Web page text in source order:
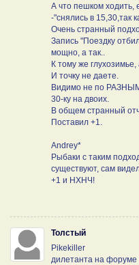
А что пешком ходить,
-"снялись в 15,30,так
Очень странный
Запись "Поездку
мощно, а так..
К тому же
И точку не даете.
Видимо не по РАЗНЫМ
30-ку на двоих.
В общем странный
Поставил +1.
Andrey*
Рыбаки с таким
существуют, сам
+1 и НХНЧ!
Толстый
Pikekiller
дилетанта на форуме